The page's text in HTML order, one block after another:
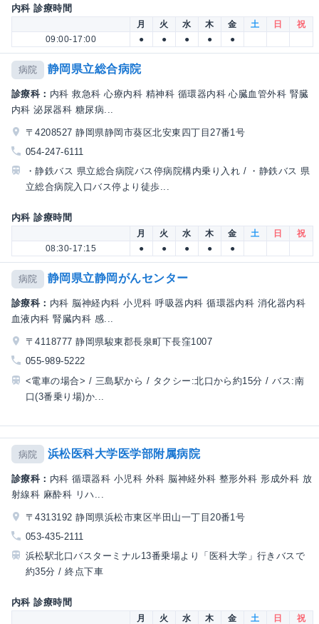
内科 診療時間
月 火 水 木 金 土 日
祝
09:00-17:00
● ● ● ● ●
病院 静岡県立総合病院
診療科： 内科 救急科 心療内科 精神科 循環器内科 心臓血管外科 腎臓
内科 泌尿器科 糖尿病...
〒4208527 静岡県静岡市葵区北安東四丁目27番1号
054-247-6111
・静鉄バス 県立総合病院バス停病院構内乗り入れ / ・静鉄バス 県
立総合病院入口バス停より徒歩...
内科 診療時間
月 火 水 木 金 土 日
祝
08:30-17:15
● ● ● ● ●
病院 静岡県立静岡がんセンター
診療科： 内科 脳神経内科 小児科 呼吸器内科 循環器内科 消化器内科
血液内科 腎臓内科 感...
〒4118777 静岡県駿東郡長泉町下長窪1007
055-989-5222
<電車の場合> / 三島駅から / タクシー:北口から約15分 / バス:南
口(3番乗り場)か...
病院 浜松医科大学医学部附属病院
診療科： 内科 循環器科 小児科 外科 脳神経外科 整形外科 形成外科 放
射線科 麻酔科 リハ...
〒4313192 静岡県浜松市東区半田山一丁目20番1号
053-435-2111
浜松駅北口バスターミナル13番乗場より「医科大学」行きバスで
約35分 / 終点下車
内科 診療時間
月 火 水 木 金 土 日
祝